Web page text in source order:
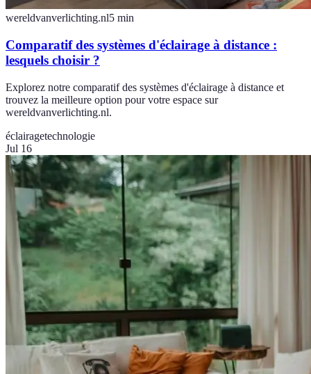
wereldvanverlichting.nl5 min
Comparatif des systèmes d'éclairage à distance :
lesquels choisir ?
Explorez notre comparatif des systèmes d'éclairage à distance et
trouvez la meilleure option pour votre espace sur
wereldvanverlichting.nl.
éclairagetechnologie
Jul 16